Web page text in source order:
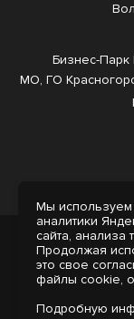
Бизнес-Парк
МО, ГО
©
не
Мы
аналитики
сайта, анализа
Продолжая
это свое
файлы cookie,
Подробную